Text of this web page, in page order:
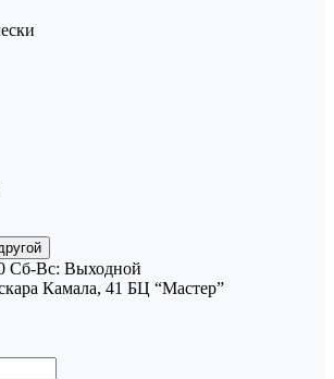
Cб-Вс: Выходной
Камала, 41 БЦ “Мастер”